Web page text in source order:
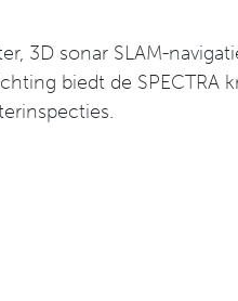
3D sonar SLAM-
biedt de SPECTRA